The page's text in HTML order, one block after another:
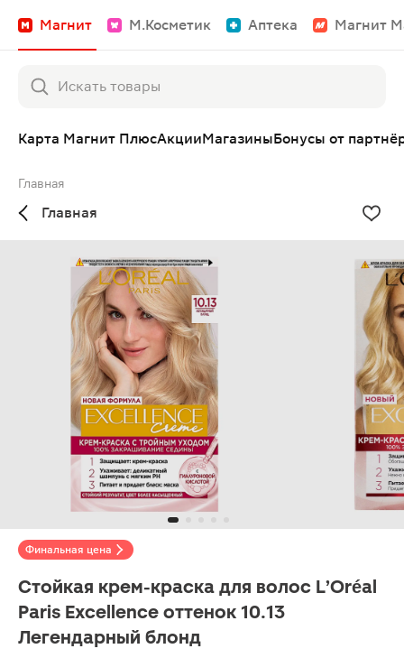
Магнит М.Косметик Аптека Магнит
Карта Магнит ПлюсАкцииМагазиныБонусы от
Главная
Главная
Финальная цена
Стойкая крем-краска для волос L’Oréal
Paris Excellence оттенок 10.13
Легендарный блонд